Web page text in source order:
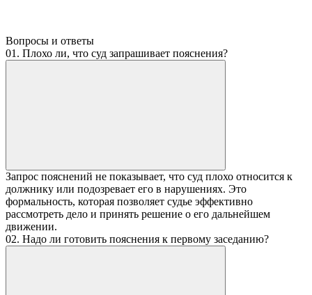
Вопросы и ответы
01. Плохо ли, что суд запрашивает пояснения?
Запрос пояснений не показывает, что суд плохо относится к
должнику или подозревает его в нарушениях. Это
формальность, которая позволяет судье эффективно
рассмотреть дело и принять решение о его дальнейшем
движении.
02. Надо ли готовить пояснения к первому заседанию?